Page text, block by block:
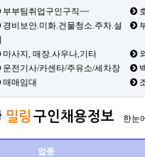
부부팀취업구인구직~~
경비보안.미화.건물청소.주차.설
마사지, 매장.사우나,기타
운전기사/카센타/주유소/세차장
매매임대
밀링 구인채용정보 한눈
업종